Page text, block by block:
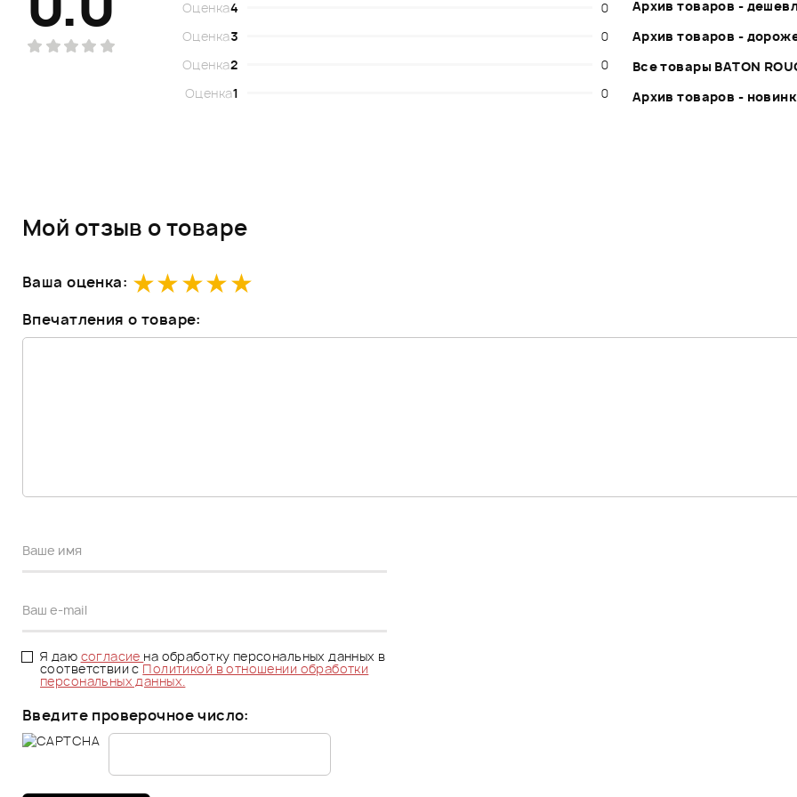
Оценка4
0
Оценка3
0
Оценка2
0
Оценка1 0
Архив товаров -
Архив товаров -
Все товары BATON
Архив товаров -
Мой отзыв о товаре
Ваша оценка:
Впечатления о товаре:
Я даю согласие на обработку персональных данных в
соответствии сПолитикой в отношении обработки
персональных данных.
Введите проверочное число: